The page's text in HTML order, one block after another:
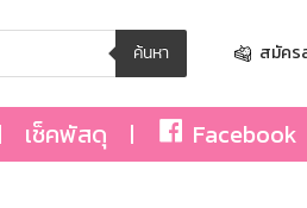
ค้นหา สมัคร
เช็คพัสดุ Facebook